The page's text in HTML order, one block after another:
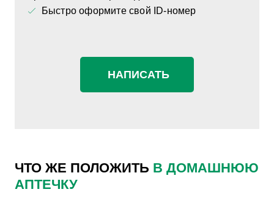
Быстро оформите свой ID-номер
НАПИСАТЬ
ЧТО ЖЕ ПОЛОЖИТЬ В ДОМАШНЮЮ
АПТЕЧКУ